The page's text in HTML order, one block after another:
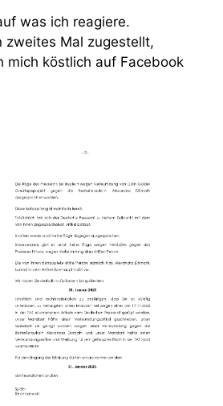
was ich reagiere.
zweites Mal zugestellt,
mich köstlich auf Facebook